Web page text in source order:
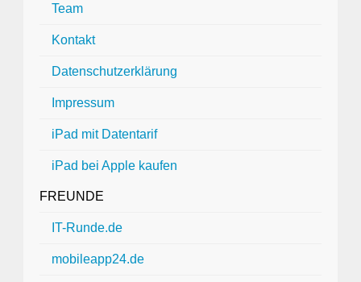
Team
Kontakt
Datenschutzerklärung
Impressum
iPad mit Datentarif
iPad bei Apple kaufen
FREUNDE
IT-Runde.de
mobileapp24.de